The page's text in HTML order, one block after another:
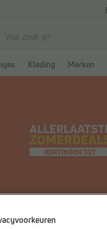
Kleding Merken